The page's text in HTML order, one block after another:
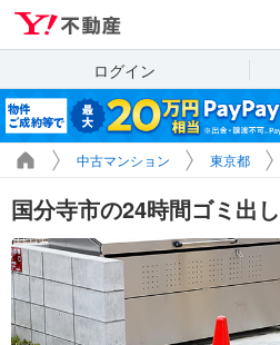
ログイン
中古マンション 東京都
国分寺市の24時間ゴミ出